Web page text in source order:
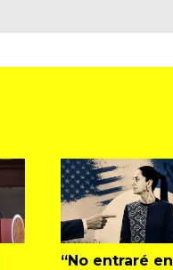
“No entraré en